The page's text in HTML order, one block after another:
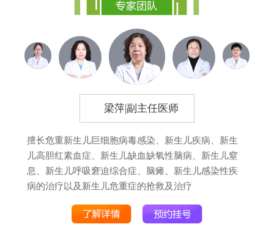
梁萍|副主任医师
擅长危重新生儿巨细胞病毒感染、新生儿疾病、新生
儿高胆红素血症、新生儿缺血缺氧性脑病、新生儿窒
息、新生儿呼吸窘迫综合症、脑瘫、新生儿感染性疾
病的治疗以及新生儿危重症的抢救及治疗